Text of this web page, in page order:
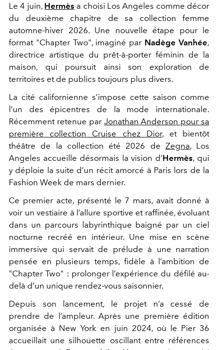
Le 4 juin, Hermès a choisi Los Angeles comme décor
du deuxième chapitre de sa collection femme
automne-hiver 2026. Une nouvelle étape pour le
format "Chapter Two", imaginé par Nadège Vanhée,
directrice artistique du prêt-à-porter féminin de la
maison, qui poursuit ainsi son exploration de
territoires et de publics toujours plus divers.
La cité californienne s’impose cette saison comme
l’un des épicentres de la mode internationale.
Récemment retenue par Jonathan Anderson pour sa
première collection Cruise chez Dior, et bientôt
théâtre de la collection été 2026 de Zegna, Los
Angeles accueille désormais la vision d’Hermès, qui
y déploie la suite d’un récit amorcé à Paris lors de la
Fashion Week de mars dernier.
Ce premier acte, présenté le 7 mars, avait donné à
voir un vestiaire à l’allure sportive et raffinée, évoluant
dans un parcours labyrinthique baigné par un ciel
nocturne recréé en intérieur. Une mise en scène
immersive qui servait de prélude à une narration
pensée en plusieurs temps, fidèle à l’ambition de
"Chapter Two" : prolonger l’expérience du défilé au-
delà d’un unique rendez-vous saisonnier.
Depuis son lancement, le projet n’a cessé de
prendre de l’ampleur. Après une première édition
organisée à New York en juin 2024, où le Pier 36
accueillait une silhouette oscillant entre références